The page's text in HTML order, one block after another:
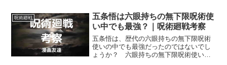
本当にそんなに強いのでしょうか？
呪術廻戦
五条悟は六眼持ちの無下限呪術使
い中でも最強？｜呪術廻戦考察
五条悟は、歴代の六眼持ちの無下限呪術
使いの中でも最強だったのではないでし
ょうか？ 六眼持ちの無下限呪術使いの